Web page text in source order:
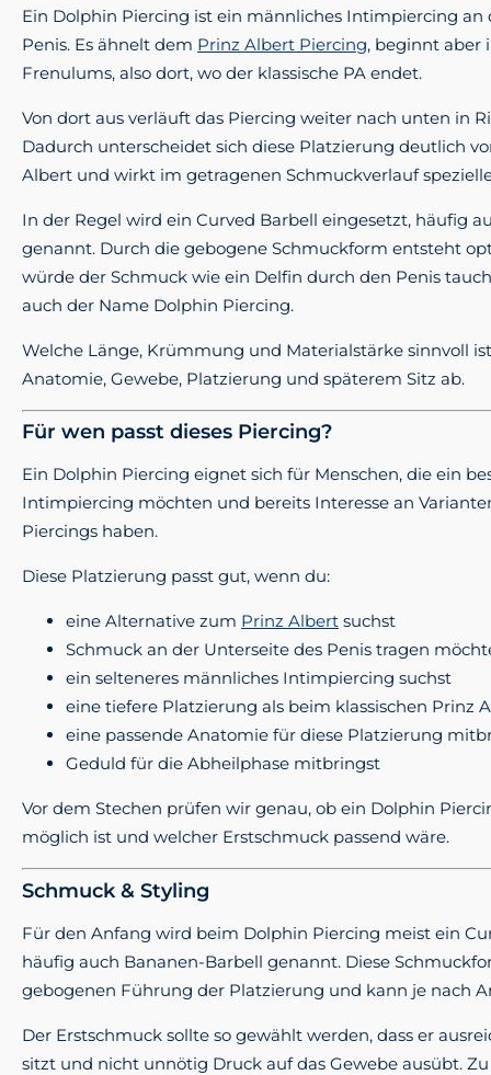
Ein Dolphin Piercing ist ein männliches Intimpiercing an
Penis. Es ähnelt dem Prinz Albert Piercing, beginnt aber
Frenulums, also dort, wo der klassische PA endet.
Von dort aus verläuft das Piercing weiter nach unten in
Dadurch unterscheidet sich diese Platzierung deutlich
Albert und wirkt im getragenen Schmuckverlauf
In der Regel wird ein Curved Barbell eingesetzt, häufig
genannt. Durch die gebogene Schmuckform entsteht
würde der Schmuck wie ein Delfin durch den Penis
auch der Name Dolphin Piercing.
Welche Länge, Krümmung und Materialstärke sinnvoll
Anatomie, Gewebe, Platzierung und späterem Sitz ab.
Für wen passt dieses Piercing?
Ein Dolphin Piercing eignet sich für Menschen, die ein
Intimpiercing möchten und bereits Interesse an
Piercings haben.
Diese Platzierung passt gut, wenn du:
eine Alternative zum Prinz Albert suchst
Schmuck an der Unterseite des Penis tragen
ein selteneres männliches Intimpiercing suchst
eine tiefere Platzierung als beim klassischen Prinz
eine passende Anatomie für diese Platzierung
Geduld für die Abheilphase mitbringst
Vor dem Stechen prüfen wir genau, ob ein Dolphin
möglich ist und welcher Erstschmuck passend wäre.
Schmuck & Styling
Für den Anfang wird beim Dolphin Piercing meist ein
häufig auch Bananen-Barbell genannt. Diese
gebogenen Führung der Platzierung und kann je nach
Der Erstschmuck sollte so gewählt werden, dass er
sitzt und nicht unnötig Druck auf das Gewebe ausübt.